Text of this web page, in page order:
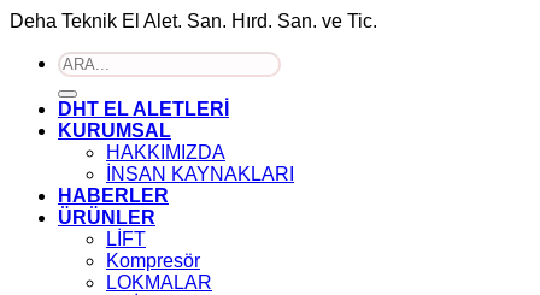
Deha Teknik El Alet. San. Hırd. San. ve Tic.
Ara:
DHT EL ALETLERİ
KURUMSAL
HAKKIMIZDA
İNSAN KAYNAKLARI
HABERLER
ÜRÜNLER
LİFT
Kompresör
LOKMALAR